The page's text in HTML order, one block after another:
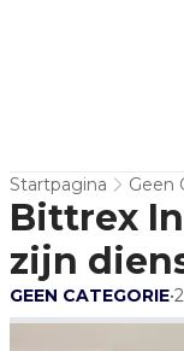
Startpagina Geen
Bittrex
zijn
GEEN CATEGORIE•